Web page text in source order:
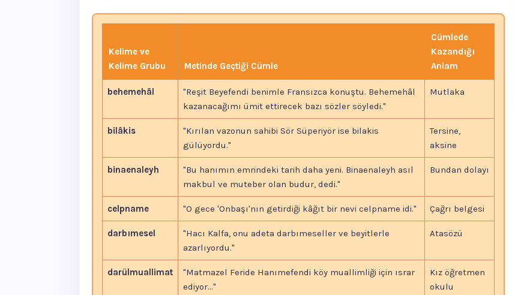
Kelime ve
Kelime Grubu
Metinde Geçtiği Cümle
Cümlede
Kazandığı
Anlam
behemehâl
"Reşit Beyefendi benimle Fransızca konuştu. Behemehâl
kazanacağımı ümit ettirecek bazı sözler söyledi."
Mutlaka
bilâkis
"Kırılan vazonun sahibi Sör Süperiyör ise bilakis
gülüyordu."
Tersine,
aksine
binaenaleyh
"Bu hanımın emrindeki tarih daha yeni. Binaenaleyh asıl
makbul ve muteber olan budur, dedi."
Bundan dolayı
celpname "O gece 'Onbaşı'nın getirdiği kâğıt bir nevi celpname idi." Çağrı belgesi
darbımesel
"Hacı Kalfa, onu adeta darbımeseller ve beyitlerle
azarlıyordu."
Atasözü
darülmuallimat
"Matmazel Feride Hanımefendi köy muallimliği için ısrar
ediyor..."
Kız öğretmen
okulu